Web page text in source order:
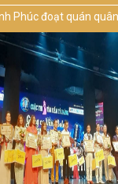
Phúc đoạt quán
2019